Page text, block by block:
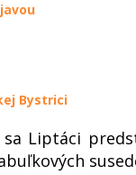
Bystrici
Liptáci